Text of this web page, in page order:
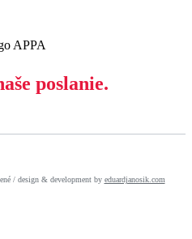
poslanie.
/ design & development by eduardjanosik.com